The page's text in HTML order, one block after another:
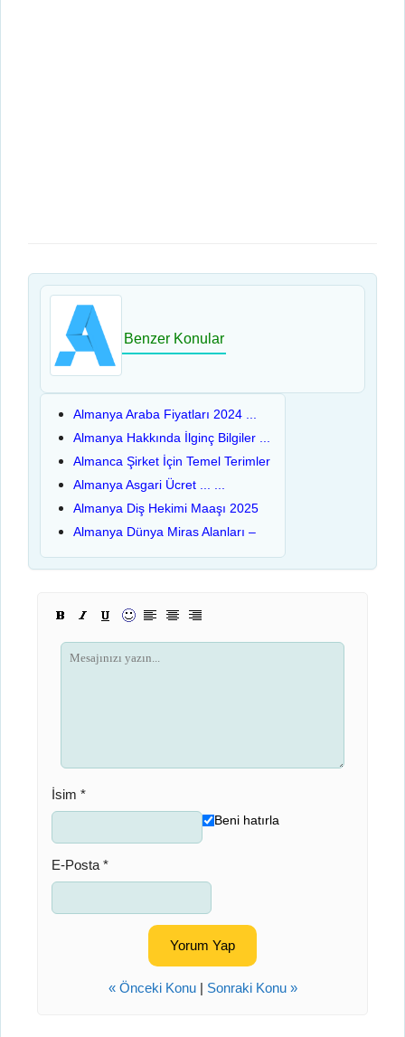
Benzer Konular
Almanya Araba Fiyatları 2024 ...
Almanya Hakkında İlginç Bilgiler ...
Almanca Şirket İçin Temel Terimler
Almanya Asgari Ücret ... ...
Almanya Diş Hekimi Maaşı 2025
Almanya Dünya Miras Alanları –
İsim *
Beni hatırla
E-Posta *
« Önceki Konu| Sonraki Konu »